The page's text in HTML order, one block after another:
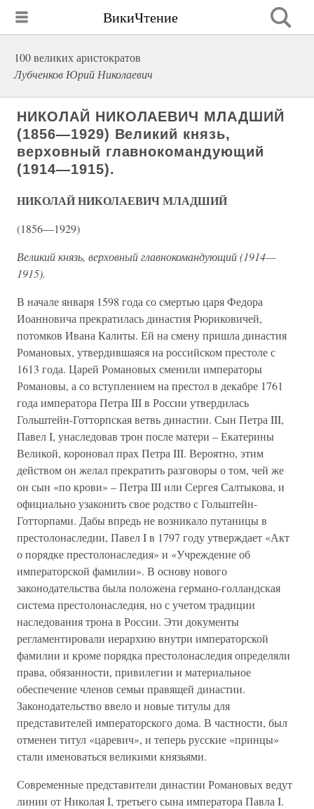
ВикиЧтение
100 великих аристократов
Лубченков Юрий Николаевич
НИКОЛАЙ НИКОЛАЕВИЧ МЛАДШИЙ
(1856—1929) Великий князь,
верховный главнокомандующий
(1914—1915).
НИКОЛАЙ НИКОЛАЕВИЧ МЛАДШИЙ
(1856—1929)
Великий князь, верховный главнокомандующий (1914—
1915).
В начале января 1598 года со смертью царя Федора
Иоанновича прекратилась династия Рюриковичей,
потомков Ивана Калиты. Ей на смену пришла династия
Романовых, утвердившаяся на российском престоле с
1613 года. Царей Романовых сменили императоры
Романовы, а со вступлением на престол в декабре 1761
года императора Петра III в России утвердилась
Гольштейн-Готторпская ветвь династии. Сын Петра III,
Павел I, унаследовав трон после матери – Екатерины
Великой, короновал прах Петра III. Вероятно, этим
действом он желал прекратить разговоры о том, чей же
он сын «по крови» – Петра III или Сергея Салтыкова, и
официально узаконить свое родство с Гольштейн-
Готторпами. Дабы впредь не возникало путаницы в
престолонаследии, Павел I в 1797 году утверждает «Акт
о порядке престолонаследия» и «Учреждение об
императорской фамилии». В основу нового
законодательства была положена германо-голландская
система престолонаследия, но с учетом традиции
наследования трона в России. Эти документы
регламентировали иерархию внутри императорской
фамилии и кроме порядка престолонаследия определяли
права, обязанности, привилегии и материальное
обеспечение членов семьи правящей династии.
Законодательство ввело и новые титулы для
представителей императорского дома. В частности, был
отменен титул «царевич», и теперь русские «принцы»
стали именоваться великими князьями.
Современные представители династии Романовых ведут
линии от Николая I, третьего сына императора Павла I.